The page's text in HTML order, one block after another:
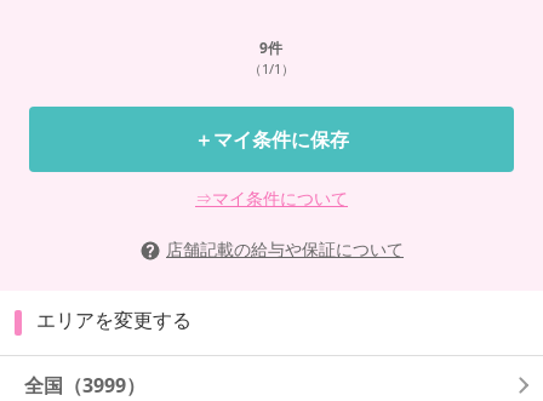
9件
（1/1）
＋マイ条件に保存
⇒マイ条件について
店舗記載の給与や保証について
エリアを変更する
全国 （3999）